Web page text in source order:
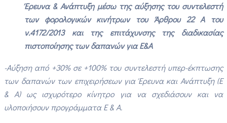
Έρευνα & Ανάπτυξη μέσω της αύξησης του συντελεστή
των φορολογικών κινήτρων του Άρθρου 22 Α του
ν.4172/2013 και της επιτάχυνσης της διαδικασίας
πιστοποίησης των δαπανών για Ε&Α
-Αύξηση από +30% σε +100% του συντελεστή υπερ-έκπτωσης
των δαπανών των επιχειρήσεων για Έρευνα και Ανάπτυξη (Ε
& Α) ως ισχυρότερο κίνητρο για να σχεδιάσουν και να
υλοποιήσουν προγράμματα Ε & Α.